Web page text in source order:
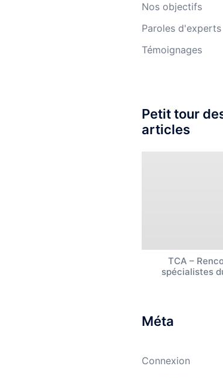
Nos objectifs
Paroles d'experts
Témoignages
Petit tour
articles
TCA –
spécialistes
Méta
Connexion